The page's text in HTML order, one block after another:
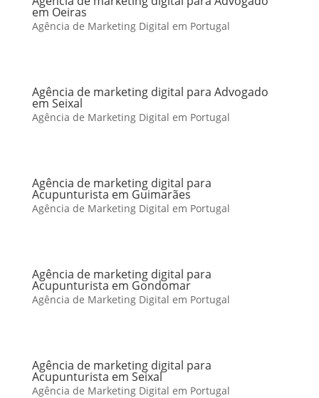
em Oeiras
Agência de Marketing Digital em Portugal
Agência de marketing digital para Advogado
em Seixal
Agência de Marketing Digital em Portugal
Agência de marketing digital para
Acupunturista em Guimarães
Agência de Marketing Digital em Portugal
Agência de marketing digital para
Acupunturista em Gondomar
Agência de Marketing Digital em Portugal
Agência de marketing digital para
Acupunturista em Seixal
Agência de Marketing Digital em Portugal